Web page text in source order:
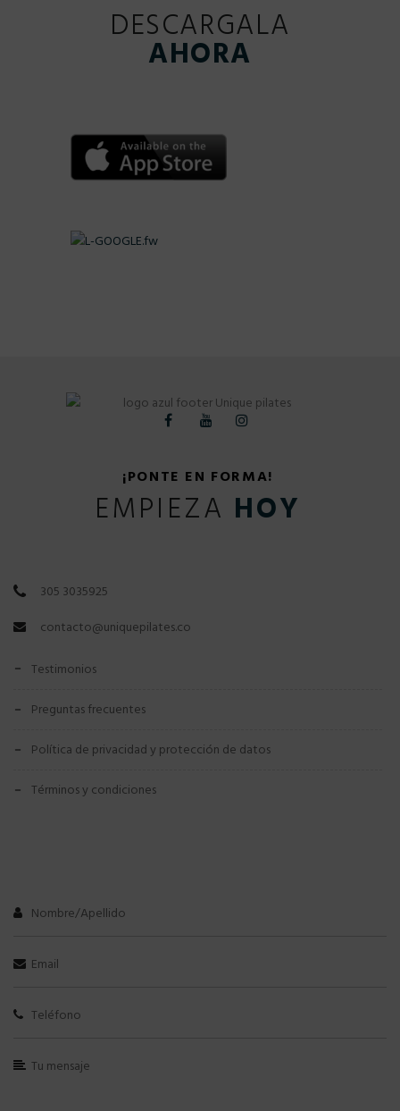
DESCARGALA
AHORA
¡PONTE EN FORMA!
EMPIEZA HOY
305 3035925
contacto@uniquepilates.co
testimonios
preguntas frecuentes
política de privacidad y protección de datos
términos y condiciones